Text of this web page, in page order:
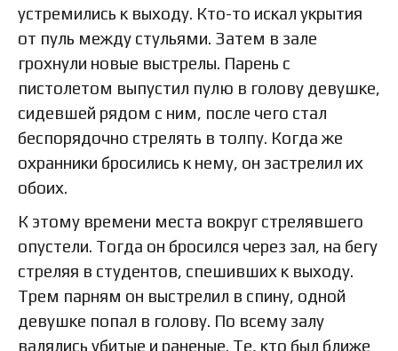
устремились к выходу. Кто-то искал укрытия
от пуль между стульями. Затем в зале
грохнули новые выстрелы. Парень с
пистолетом выпустил пулю в голову девушке,
сидевшей рядом с ним, после чего стал
беспорядочно стрелять в толпу. Когда же
охранники бросились к нему, он застрелил их
обоих.
К этому времени места вокруг стрелявшего
опустели. Тогда он бросился через зал, на бегу
стреляя в студентов, спешивших к выходу.
Трем парням он выстрелил в спину, одной
девушке попал в голову. По всему залу
валялись убитые и раненые. Те, кто был ближе